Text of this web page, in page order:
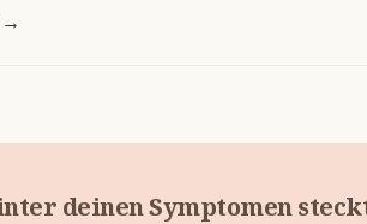
→
deinen Symptomen